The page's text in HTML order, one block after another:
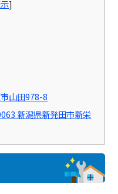
]
山田978-8
新潟県新発田市新栄